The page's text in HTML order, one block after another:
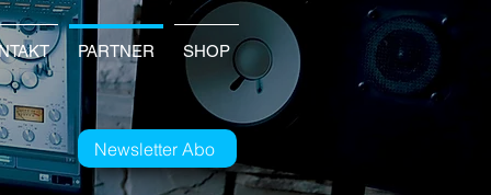
PARTNER SHOP
Newsletter Abo